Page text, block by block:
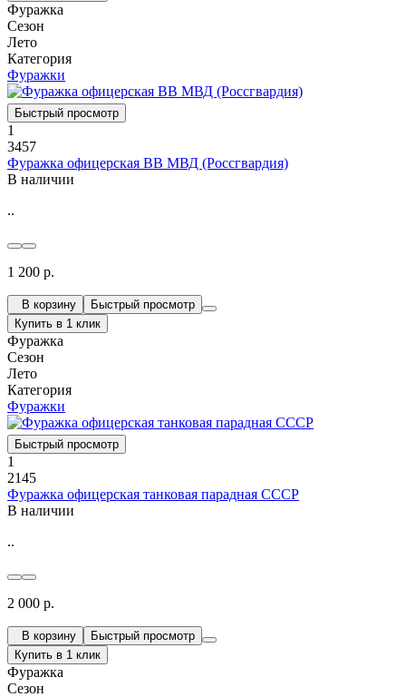
Фуражка
Сезон
Лето
Категория
Фуражки
Быстрый просмотр
1
3457
Фуражка офицерская ВВ МВД (Россгвардия)
В наличии
..
1 200 р.
В корзину
Быстрый просмотр
Купить в 1 клик
Фуражка
Сезон
Лето
Категория
Фуражки
Быстрый просмотр
1
2145
Фуражка офицерская танковая парадная СССР
В наличии
..
2 000 р.
В корзину
Быстрый просмотр
Купить в 1 клик
Фуражка
Сезон